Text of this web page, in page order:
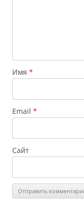
Имя *
Email *
Сайт